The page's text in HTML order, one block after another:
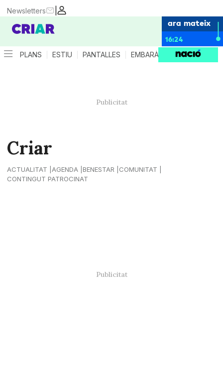
|
Newsletters
ara mateix
16:24
PLANS ESTIU PANTALLES EMBARÀS CRIANÇA
Criar
ACTUALITAT AGENDA BENESTAR
COMUNITAT
CONTINGUT PATROCINAT